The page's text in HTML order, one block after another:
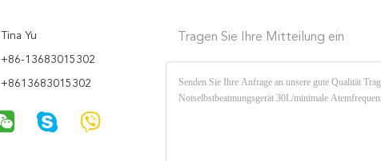
Tina Yu
+86-13683015302
+8613683015302
Tragen Sie Ihre Mitteilung ein